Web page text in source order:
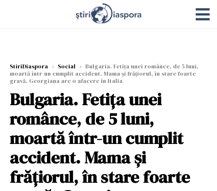
StiriDiaspora › Social › Bulgaria. Fetița unei românce, de 5 luni,
moartă într-un cumplit accident. Mama și frățiorul, în stare foarte
gravă. Georgiana are o afacere în Italia
Bulgaria. Fetița unei
românce, de 5 luni,
moartă într-un cumplit
accident. Mama și
frățiorul, în stare foarte